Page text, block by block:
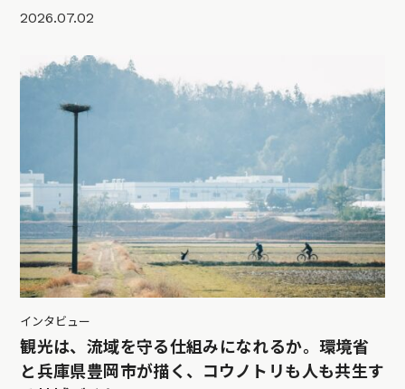
2026.07.02
インタビュー
観光は、流域を守る仕組みになれるか。環境省
と兵庫県豊岡市が描く、コウノトリも人も共生す